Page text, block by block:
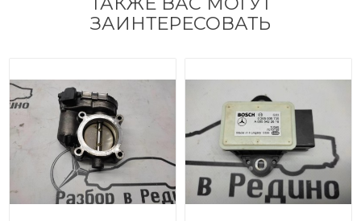
ЗАИНТЕРЕСОВАТЬ